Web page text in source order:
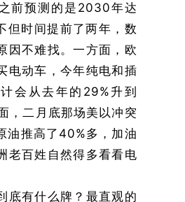
前预测的是2030年达
但时间提前了两年，数
因不难找。一方面，欧
电动车，今年纯电和插
会从去年的29%升到
，二月底那场美以冲突
油推高了40%多，加油
老百姓自然得多看看电
底有什么牌？最直观的